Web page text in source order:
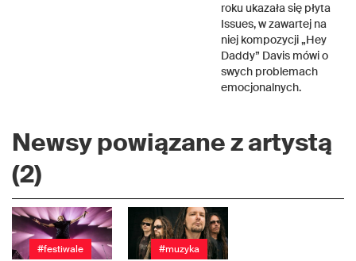
roku ukazała się płyta
Issues, w zawartej na
niej kompozycji „Hey
Daddy” Davis mówi o
swych problemach
emocjonalnych.
Newsy powiązane z artystą
(2)
#festiwale #muzyka